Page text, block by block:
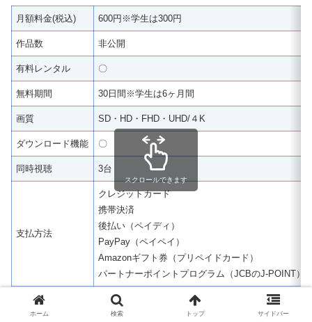
月額料金(税込) 600円※学生は300円
作品数 非公開
有料レンタル 〇
無料期間 30日間※学生は6ヶ月間
画質 SD・HD・FHD・UHD/４K
ダウンロード機能 〇
同時視聴 3台
支払方法
クレジットカード
携帯決済
後払い（ペイディ）
PayPay（ペイペイ）
Amazonギフト券（プリペイドカード）
パートナーポイントプログラム（JCBのJ-POINT）
スクロールできます
ホーム 検索 トップ サイドバー